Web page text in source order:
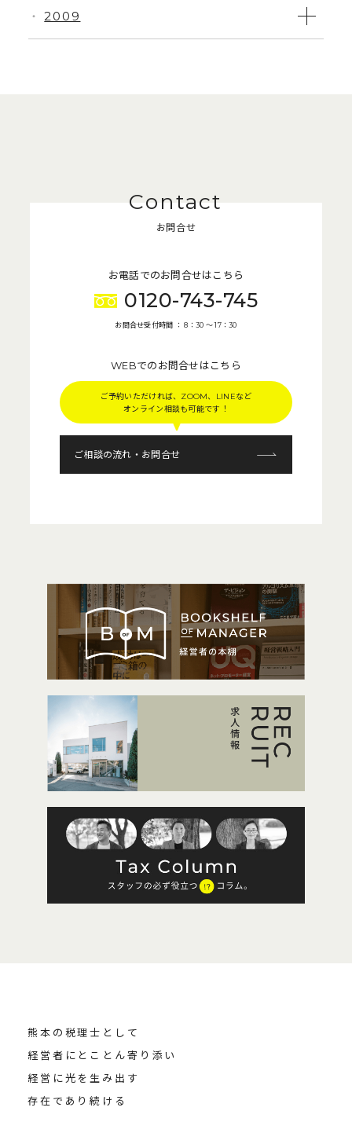
・ 2009
お問合せ
お電話でのお問合せはこちら
0120-743-745
お問合せ受付時間 ： 8：30 〜 17：30
WEBでのお問合せはこちら
ご予約いただければ、ZOOM、LINEなど
オンライン相談も可能です！
ご相談の流れ・お問合せ
熊本の税理士として
経営者にとことん寄り添い
経営に光を生み出す
存在であり続ける